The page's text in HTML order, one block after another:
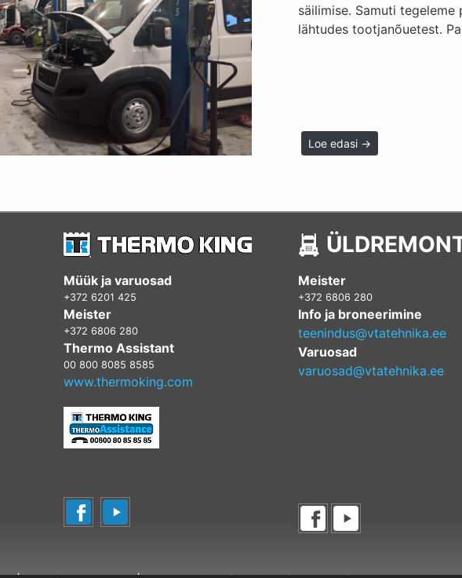
säilimise. Samuti
lähtudes tootjanõuetest.
Loe edasi →
Müük ja varuosad
+372 6201 425
Meister
+372 6806 280
Thermo Assistant
00 800 8085 8585
www.thermoking.com
Meister
+372 6806 280
Info ja broneerimine
teenindus@vtatehnika.ee
Varuosad
varuosad@vtatehnika.ee